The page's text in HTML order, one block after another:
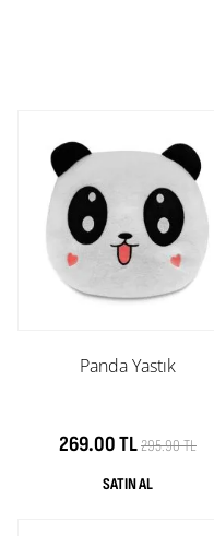
Panda Yastık
269.00 TL295.90 TL